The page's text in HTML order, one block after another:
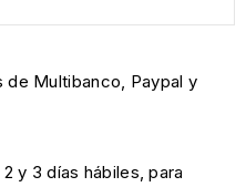
Multibanco, Paypal y
y 3 días hábiles, para